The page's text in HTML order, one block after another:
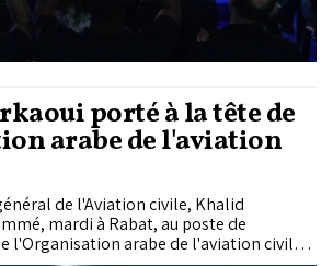
porté à la tête de
arabe de l'aviation
de l'Aviation civile, Khalid
mardi à Rabat, au poste de
l'Organisation arabe de l'aviation civile